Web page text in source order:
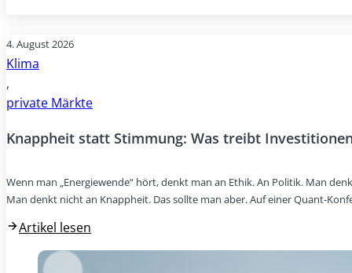
4. August 2026
Klima
,
private Märkte
Knappheit statt Stimmung: Was treibt
Wenn man „Energiewende“ hört, denkt man an Ethik. An Politik. Man
Man denkt nicht an Knappheit. Das sollte man aber. Auf einer Quant-
Artikel lesen